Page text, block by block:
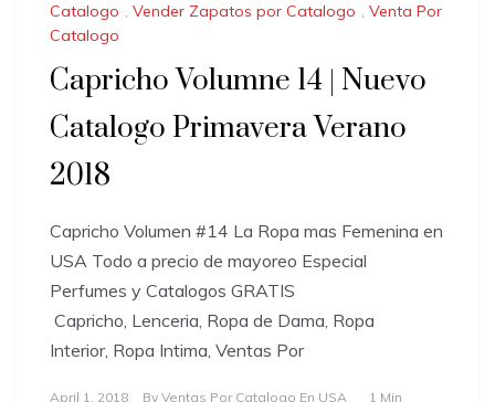
Catalogo , Vender Zapatos por Catalogo , Venta Por
Catalogo
Capricho Volumne 14 | Nuevo
Catalogo Primavera Verano
2018
Capricho Volumen #14 La Ropa mas Femenina en
USA Todo a precio de mayoreo Especial
Perfumes y Catalogos GRATIS
Capricho, Lenceria, Ropa de Dama, Ropa
Interior, Ropa Intima, Ventas Por
April 1, 2018 By Ventas Por Catalogo En USA
1 Min